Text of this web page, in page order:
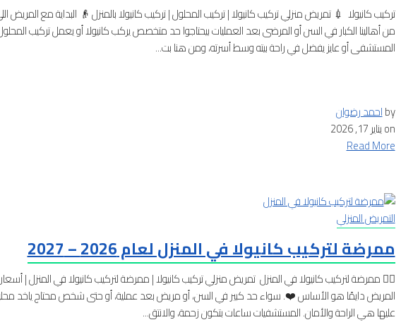
تركيب كانيولا 💉 تمريض منزلي تركيب كانيولا | تركيب المحلول | تركيب كانيولا بالمنزل 👴 البداية مع
من أهالينا الكبار في السن أو المرضى بعد العمليات بيحتاجوا حد متخصص يركب كانيولا أو يعمل تركيب
المستشفى أو عايز يفضل في راحة بيته وسط أسرته، ومن هنا بت...
byاحمد رضوان
onيناير 17, 2026
Read More
التمريض المنزلي
ممرضة لتركيب كانيولا في المنزل لعام 2026 – 2027
👩‍⚕️ ممرضة لتركيب كانيولا في المنزل تمريض منزلي تركيب كانيولا | ممرضة لتركيب كانيولا في المنزل | أسعار
المريض دايمًا هو الأساس ❤️. سواء حد كبير في السن، أو مريض بعد عملية، أو حتى شخص محتاج ياخد
عليها هي الراحة والأمان. المستشفيات ساعات بتكون زحمة، والانتق...